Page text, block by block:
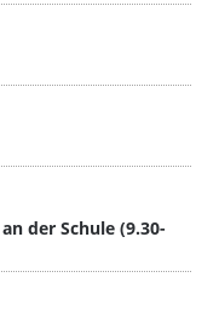
der Schule (9.30-